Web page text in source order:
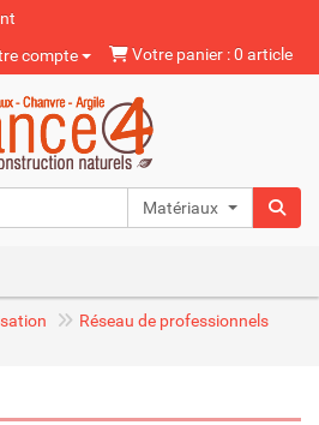
compte
Votre panier : 0 article
Matériaux naturels
Réseau de professionnels